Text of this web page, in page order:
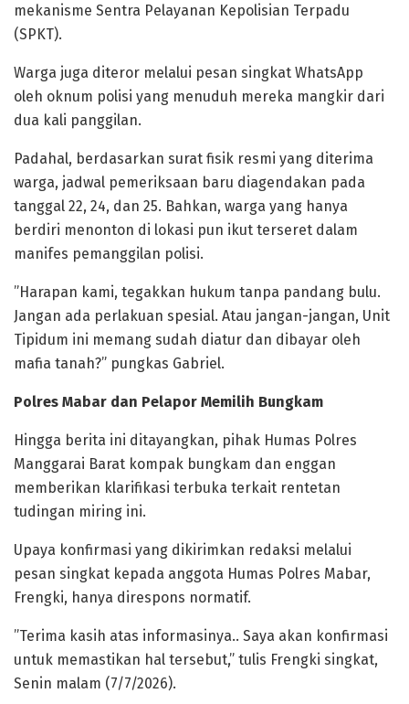
mekanisme Sentra Pelayanan Kepolisian Terpadu
(SPKT).
​Warga juga diteror melalui pesan singkat WhatsApp
oleh oknum polisi yang menuduh mereka mangkir dari
dua kali panggilan.
Padahal, berdasarkan surat fisik resmi yang diterima
warga, jadwal pemeriksaan baru diagendakan pada
tanggal 22, 24, dan 25. Bahkan, warga yang hanya
berdiri menonton di lokasi pun ikut terseret dalam
manifes pemanggilan polisi.
​”Harapan kami, tegakkan hukum tanpa pandang bulu.
Jangan ada perlakuan spesial. Atau jangan-jangan, Unit
Tipidum ini memang sudah diatur dan dibayar oleh
mafia tanah?” pungkas Gabriel.
Polres Mabar dan Pelapor Memilih Bungkam
​Hingga berita ini ditayangkan, pihak Humas Polres
Manggarai Barat kompak bungkam dan enggan
memberikan klarifikasi terbuka terkait rentetan
tudingan miring ini.
​Upaya konfirmasi yang dikirimkan redaksi melalui
pesan singkat kepada anggota Humas Polres Mabar,
Frengki, hanya direspons normatif.
​”Terima kasih atas informasinya.. Saya akan konfirmasi
untuk memastikan hal tersebut,” tulis Frengki singkat,
Senin malam (7/7/2026).